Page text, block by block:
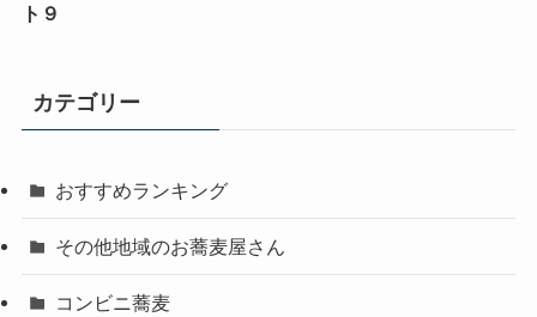
ト９
カテゴリー
おすすめランキング
その他地域のお蕎麦屋さん
コンビニ蕎麦